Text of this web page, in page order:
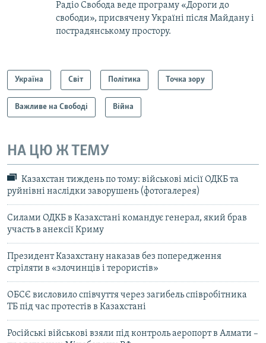
Радіо Свобода веде програму «Дороги до
свободи», присвячену Україні після Майдану і
пострадянському простору.
Україна Світ Політика Точка зору
Важливе на Свободі Війна
НА ЦЮ Ж ТЕМУ
Казахстан тиждень по тому: військові місії ОДКБ та
руйнівні наслідки заворушень (фотогалерея)
Силами ОДКБ в Казахстані командує генерал, який брав
участь в анексії Криму
Президент Казахстану наказав без попередження
стріляти в «злочинців і терористів»
ОБСЄ висловило співчуття через загибель співробітника
ТБ під час протестів в Казахстані
Російські військові взяли під контроль аеропорт в Алмати –